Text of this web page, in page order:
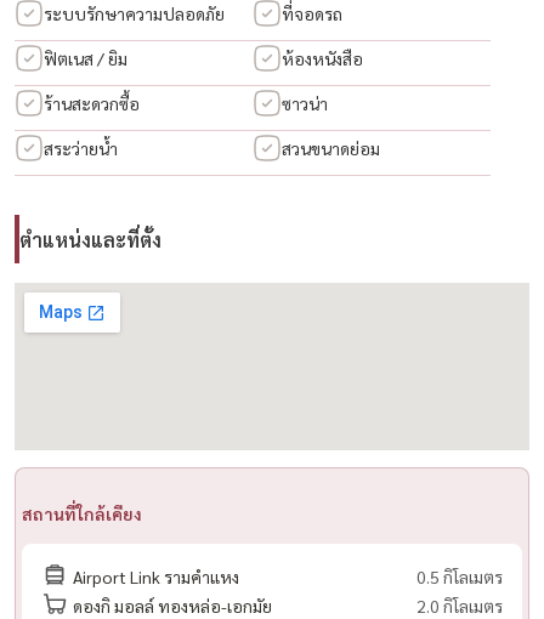
✔ เครื่องซักผ้า
พร้อมอยู่ ราคาน่ารักมากในโซนพัฒนาการ–ทองหล่อ
-----------------------------------------------
📞 ติดต่อ / Contact
สนใจนัดชม / For private viewing / 预约看房
LINE: @housewa
Email:
#Udelightพัฒนาการ #UdelightThonglor #คอนโดพัฒนาการ
ระบบรักษาความปลอดภัย ที่จอดรถ
ฟิตเนส / ยิม ห้องหนังสือ
ร้านสะดวกซื้อ ซาวน่า
สระว่ายน้ำ สวนขนาดย่อม
ตำแหน่งและที่ตั้ง
สถานที่ใกล้เคียง
Airport Link รามคำแหง
0.5 กิโลเมตร
ดองกิ มอลล์ ทองหล่อ-เอกมัย
2.0 กิโลเมตร